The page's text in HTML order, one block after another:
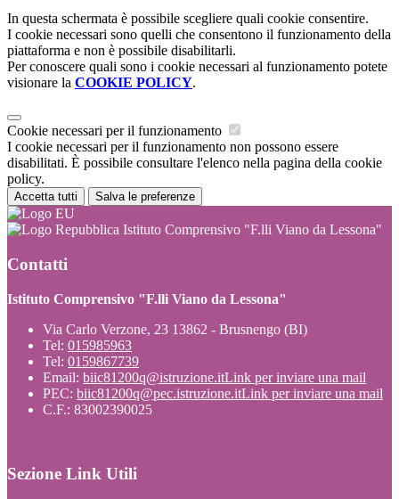
In questa schermata è possibile scegliere quali cookie consentire.
I cookie necessari sono quelli che consentono il funzionamento della
piattaforma e non è possibile disabilitarli.
Per conoscere quali sono i cookie necessari al funzionamento potete
visionare la COOKIE POLICY.
Cookie necessari per il funzionamento
I cookie necessari per il funzionamento non possono essere
disabilitati. È possibile consultare l'elenco nella pagina della cookie
policy.
Accetta tutti Salva le preferenze
Istituto Comprensivo "F.lli Viano da Lessona"
Contatti
Istituto Comprensivo "F.lli Viano da Lessona"
Via Carlo Verzone, 23 13862 - Brusnengo (BI)
Tel: 015985963
Tel: 0159867739
Email: biic81200q@istruzione.itLink per inviare una mail
PEC: biic81200q@pec.istruzione.itLink per inviare una mail
C.F.: 83002390025
Sezione Link Utili